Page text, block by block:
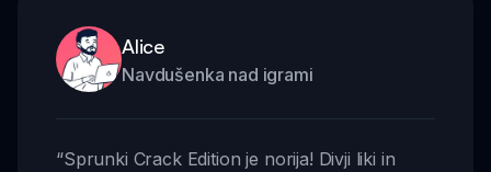
Alice
Navdušenka nad igrami
“Sprunki Crack Edition je norija! Divji liki in